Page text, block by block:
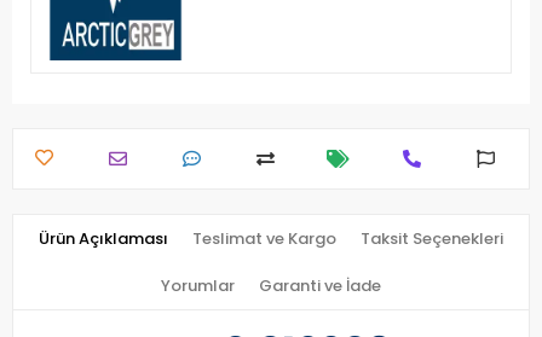
Ürün Açıklaması Teslimat ve Kargo Taksit Seçenekleri
Yorumlar Garanti ve İade